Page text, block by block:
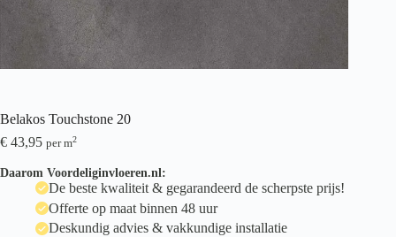
Belakos Touchstone 20
€ 43,95 per m2
Daarom Voordeliginvloeren.nl:
De beste kwaliteit & gegarandeerd de scherpste prijs!
Offerte op maat binnen 48 uur
Deskundig advies & vakkundige installatie